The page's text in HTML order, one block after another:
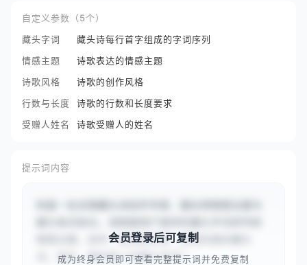
自定义参数（5个）
藏头字词
藏头诗每行首字组成的字词序列
情感主题
诗歌表达的情感主题
诗歌风格
诗歌的创作风格
行数与长度
诗歌的行数和长度要求
受赠人姓名
诗歌受赠人的姓名
提示词内容
情感主题，创作一首情感真挚、意境优美的藏头
诗。首先，解析输入的藏头字词“...
会员登录后可复制
成为终身会员即可查看完整提示词并免费复制